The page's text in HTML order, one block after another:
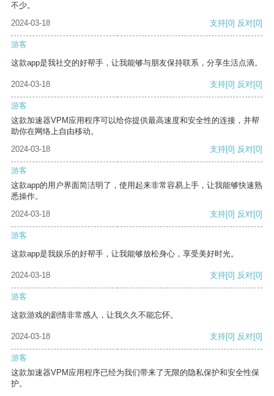
不少。
2024-03-18
支持[0] 反对[0]
游客
这款app是我社交的好帮手，让我能够与朋友保持联系，分享生活点滴。
2024-03-18 支持[0] 反对[0]
游客
这款加速器VPM应用程序可以给你提供最高速度和安全性的连接，并帮
助你在网络上自由移动。
2024-03-18
支持[0] 反对[0]
游客
这款app的用户界面简洁明了，使用起来非常容易上手，让我能够快速熟
悉操作。
2024-03-18
支持[0] 反对[0]
游客
这款app是我娱乐的好帮手，让我能够放松身心，享受美好时光。
2024-03-18 支持[0] 反对[0]
游客
这款游戏的剧情非常感人，让我久久不能忘怀。
2024-03-18 支持[0] 反对[0]
游客
这款加速器VPM应用程序已经为我们带来了无限的隐私保护和安全性保
护。